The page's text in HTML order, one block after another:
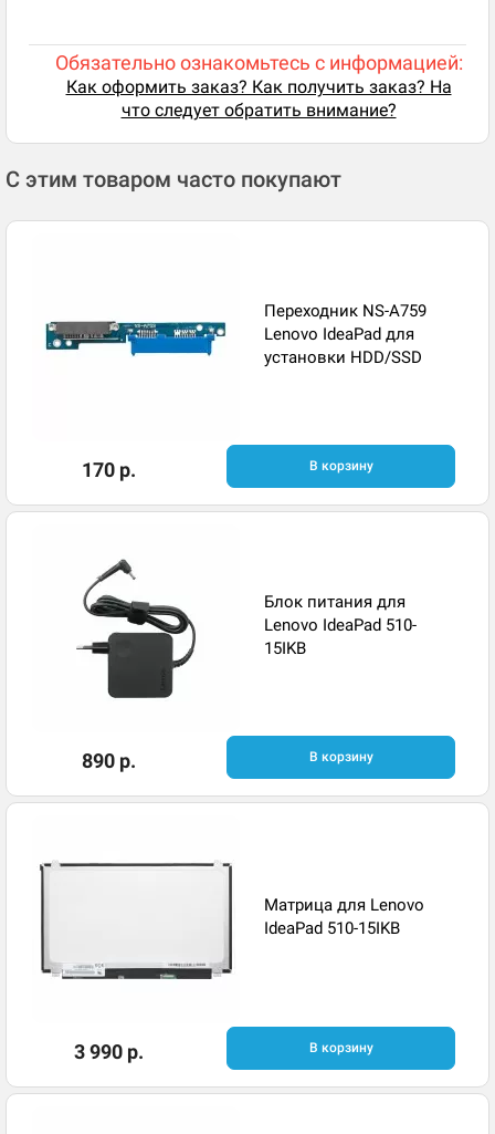
Обязательно ознакомьтесь с информацией:
Как оформить заказ? Как получить заказ? На
что следует обратить внимание?
С этим товаром часто покупают
Переходник NS-A759
Lenovo IdeaPad для
установки HDD/SSD
170 р. В корзину
Блок питания для
Lenovo IdeaPad 510-
15IKB
890 р. В корзину
Матрица для Lenovo
IdeaPad 510-15IKB
3 990 р. В корзину